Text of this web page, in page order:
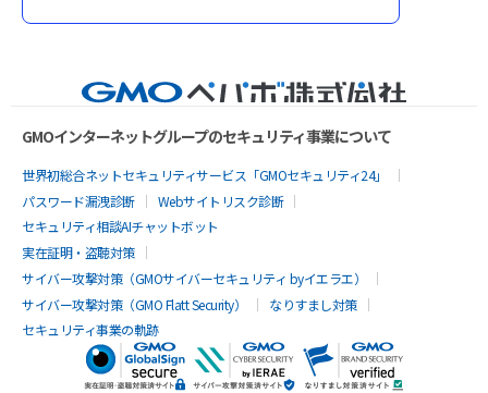
GMOインターネットグループのセキュリティ事業について
世界初総合ネットセキュリティサービス「GMOセキュリティ24」
パスワード漏洩診断
Webサイトリスク診断
セキュリティ相談AIチャットボット
実在証明・盗聴対策
サイバー攻撃対策（GMOサイバーセキュリティ byイエラエ）
サイバー攻撃対策（GMO Flatt Security）
なりすまし対策
セキュリティ事業の軌跡